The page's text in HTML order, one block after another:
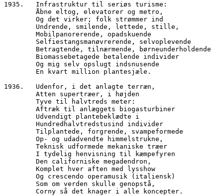
1935.	Infrastruktur til seriøs turisme:
        Åbne eltog, elevatorer og metro,
        Og det virker; folk strømmer ind
        Undrende, smilende, lettede, stille,
        Mobilpanorerende, opadskuende
        Selfiestangsmanøvrerende, selvoplevende
        Betragtende, tilnærmende, børneunderholdende
        Biomassebetagede betalende individer
        Og mig selv opslugt indsnusende
        En kvart million plantesjæle.
1936.	Udenfor, i det anlagte terræn,
        Atten supertræer, i højden
        Tyve til halvtreds meter:
        Aftræk til anlæggets biogasturbiner
        Udvendigt plantebeklædte i
        Hundredhalvtredstusind individer
        Tilplantede, forgrende, svampeformede
        Op- og udadvendte himmelstrukne,
        Teknisk udformede mekaniske træer
        I tydelig henvisning til kæmpefyren
        Den californiske megadendron,
        Komplet hver aften med lysshow
        Og crescendo operamusik (italiensk)
        Som om verden skulle genopstå,
        Corny så det knager i alle koncepter.